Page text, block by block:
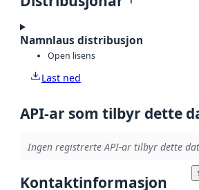
Namnlaus distribusjon
Open lisens
Last ned
API-ar som tilbyr dette
Ingen registrerte API-ar tilbyr dette
Kontaktinformasjon